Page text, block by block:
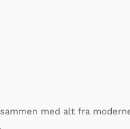
med alt fra